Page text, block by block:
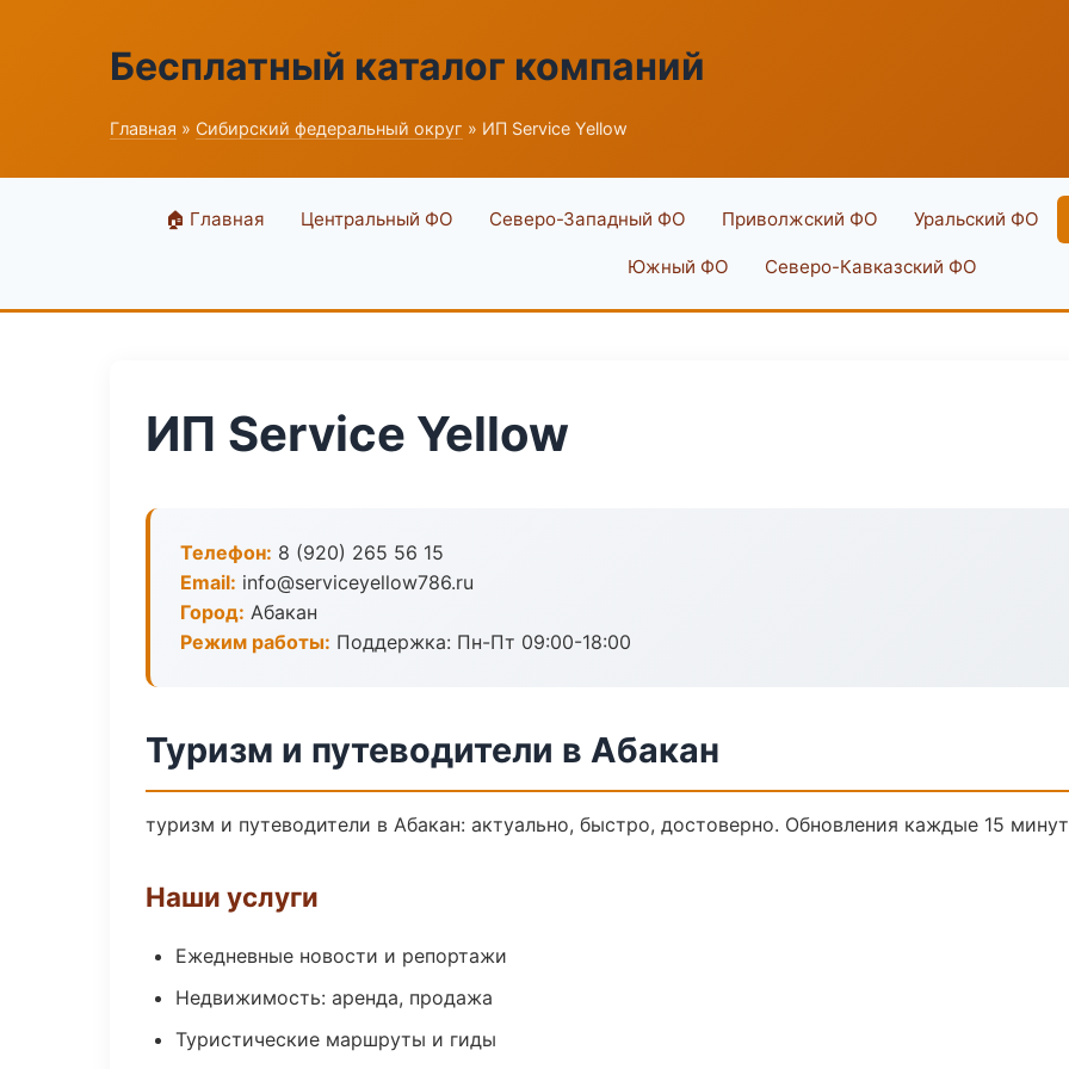
Бесплатный каталог компаний
Главная » Сибирский федеральный округ » ИП Service Yellow
🏠 Главная Центральный ФО Северо-Западный ФО Приволжский ФО Уральский ФО
Южный ФО Северо-Кавказский ФО
ИП Service Yellow
Телефон: 8 (920) 265 56 15
Email: info@serviceyellow786.ru
Город: Абакан
Режим работы: Поддержка: Пн-Пт 09:00-18:00
Туризм и путеводители в Абакан
туризм и путеводители в Абакан: актуально, быстро, достоверно. Обновления каждые 15
Наши услуги
Ежедневные новости и репортажи
Недвижимость: аренда, продажа
Туристические маршруты и гиды